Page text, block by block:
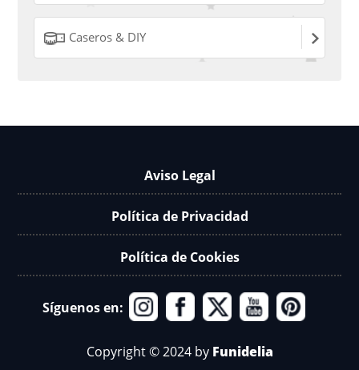
Caseros & DIY
Aviso Legal
Política de Privacidad
Política de Cookies
Síguenos en:
Copyright © 2024 by Funidelia